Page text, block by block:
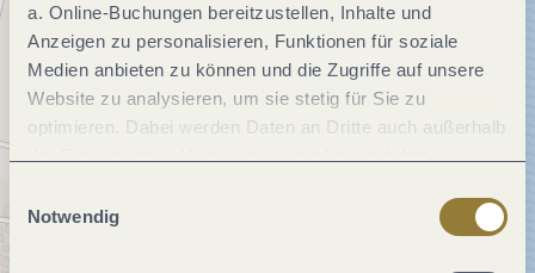
a. Online-Buchungen bereitzustellen, Inhalte und
Anzeigen zu personalisieren, Funktionen für soziale
Medien anbieten zu können und die Zugriffe auf unsere
Website zu analysieren, um sie stetig für Sie zu
optimieren. Dabei werden Daten an Dritte auch außerhalb
jederzeit widerrufen werden. Mit der Auswahl "Alle
ablehnen" kann es zu Beeinträchtigungen in der Nutzung
Notwendig